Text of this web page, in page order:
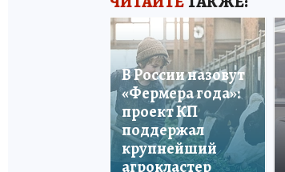
В России назовут
«Фермера года»:
проект КП
поддержал
крупнейший
агрокластер